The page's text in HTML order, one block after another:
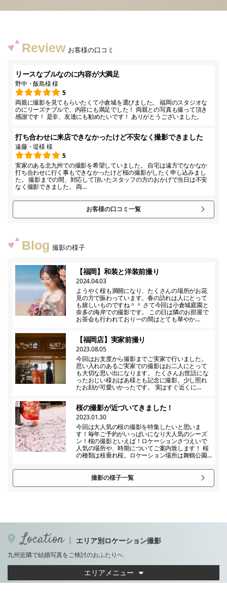
Review お客様の口コミ
リースなブルなのに内容が大満足
野中・飯島様 様
5
両親に撮影を見てもらいたくて小倉城を選びました。 福岡のスタジオな
のにリーズナブルで、内容にも満足でした！ 両親との写真も撮って頂き
感謝です！ 是非、友達にも勧めたいです！ ありがとうございました。
打ち合わせに来店できなかったけど不安なく撮影できました
遠藤・堤様 様
5
実家のある北九州での撮影を希望していました。 自宅は遠方でなかなか
打ち合わせに行く事もできなかったけど桜の撮影がしたく申し込みまし
た。 撮影までの間、対応して頂いたスタッフの方のおかげで当日は不安
なく撮影できました。 両…
お客様の口コミ一覧
Blog 撮影の様子
【福岡】和装と洋装前撮り
2024.04.03
ようやく桜も満開になり、たくさんの場所がお花
見の方で賑わっています。春の訪れは人にとって
も嬉しいものですね＾＾ さて今回は小倉城庭園と
奈多の海岸での撮影です。 この日は隣のお部屋で
お茶会も行われており一の間はとても華やか…
【福岡店】実家前撮り
2023.08.05
今回はお支度から撮影までご実家で行いました。
思い入れのあるご実家での撮影はお二人にとって
も大切な思い出になります。 たくさんお世話にな
ったおじい様おばあ様とも記念に撮影。少し照れ
たお顔が可愛いかったです。 実はすぐ近くに…
桜の撮影が近づいてきました！
2023.01.30
今回は大人気の桜の撮影を特集したいと思いま
す！毎年ご予約がいっぱいになり大人気のシーズ
ン！桜の撮影といえば！ロケーションさつえいで
人気の場所や、時期についてご案内致します！ 桜
の種類は枝垂れ桜。ロケーション場所は舞鶴公園…
撮影の様子一覧
Location エリア別ロケーション撮影
九州近隣で結婚写真をご検討のおふたりへ
エリアメニュー